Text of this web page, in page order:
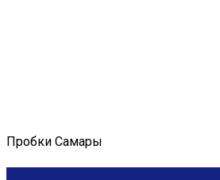
Пробки Самары